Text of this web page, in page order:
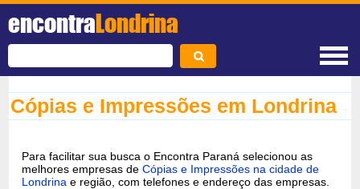
encontraLondrina
Cópias e Impressões em Londrina
Para facilitar sua busca o Encontra Paraná selecionou as
melhores empresas deCópias e Impressões na cidade de
Londrina e região, com telefones e endereço das empresas.